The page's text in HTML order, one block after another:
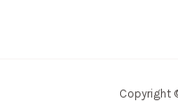
Copyright